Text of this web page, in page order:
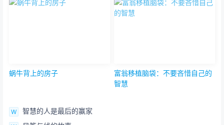
蜗牛背上的房子
富翁移植脑袋：不要吝惜自己的
智慧
智慧的人是最后的赢家